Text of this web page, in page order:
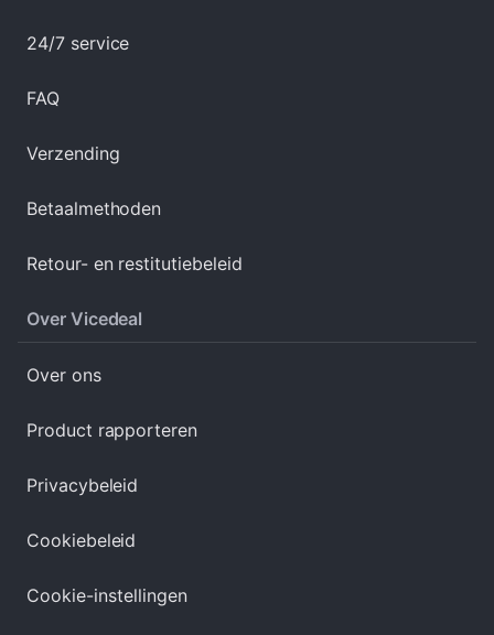
24/7 service
FAQ
Verzending
Betaalmethoden
Retour- en restitutiebeleid
Over Vicedeal
Over ons
Product rapporteren
Privacybeleid
Cookiebeleid
Cookie-instellingen